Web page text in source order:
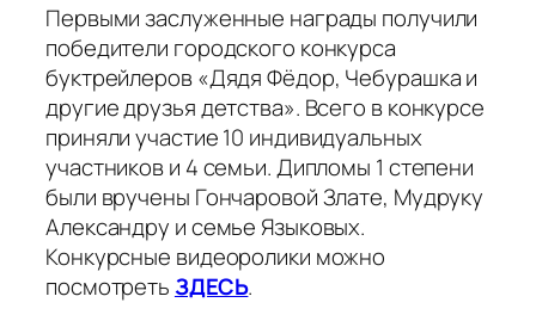
Первыми заслуженные награды получили
победители городского конкурса
буктрейлеров «Дядя Фёдор, Чебурашка и
другие друзья детства». Всего в конкурсе
приняли участие 10 индивидуальных
участников и 4 семьи. Дипломы 1 степени
были вручены Гончаровой Злате, Мудруку
Александру и семье Языковых.
Конкурсные видеоролики можно
посмотретьЗДЕСЬ.